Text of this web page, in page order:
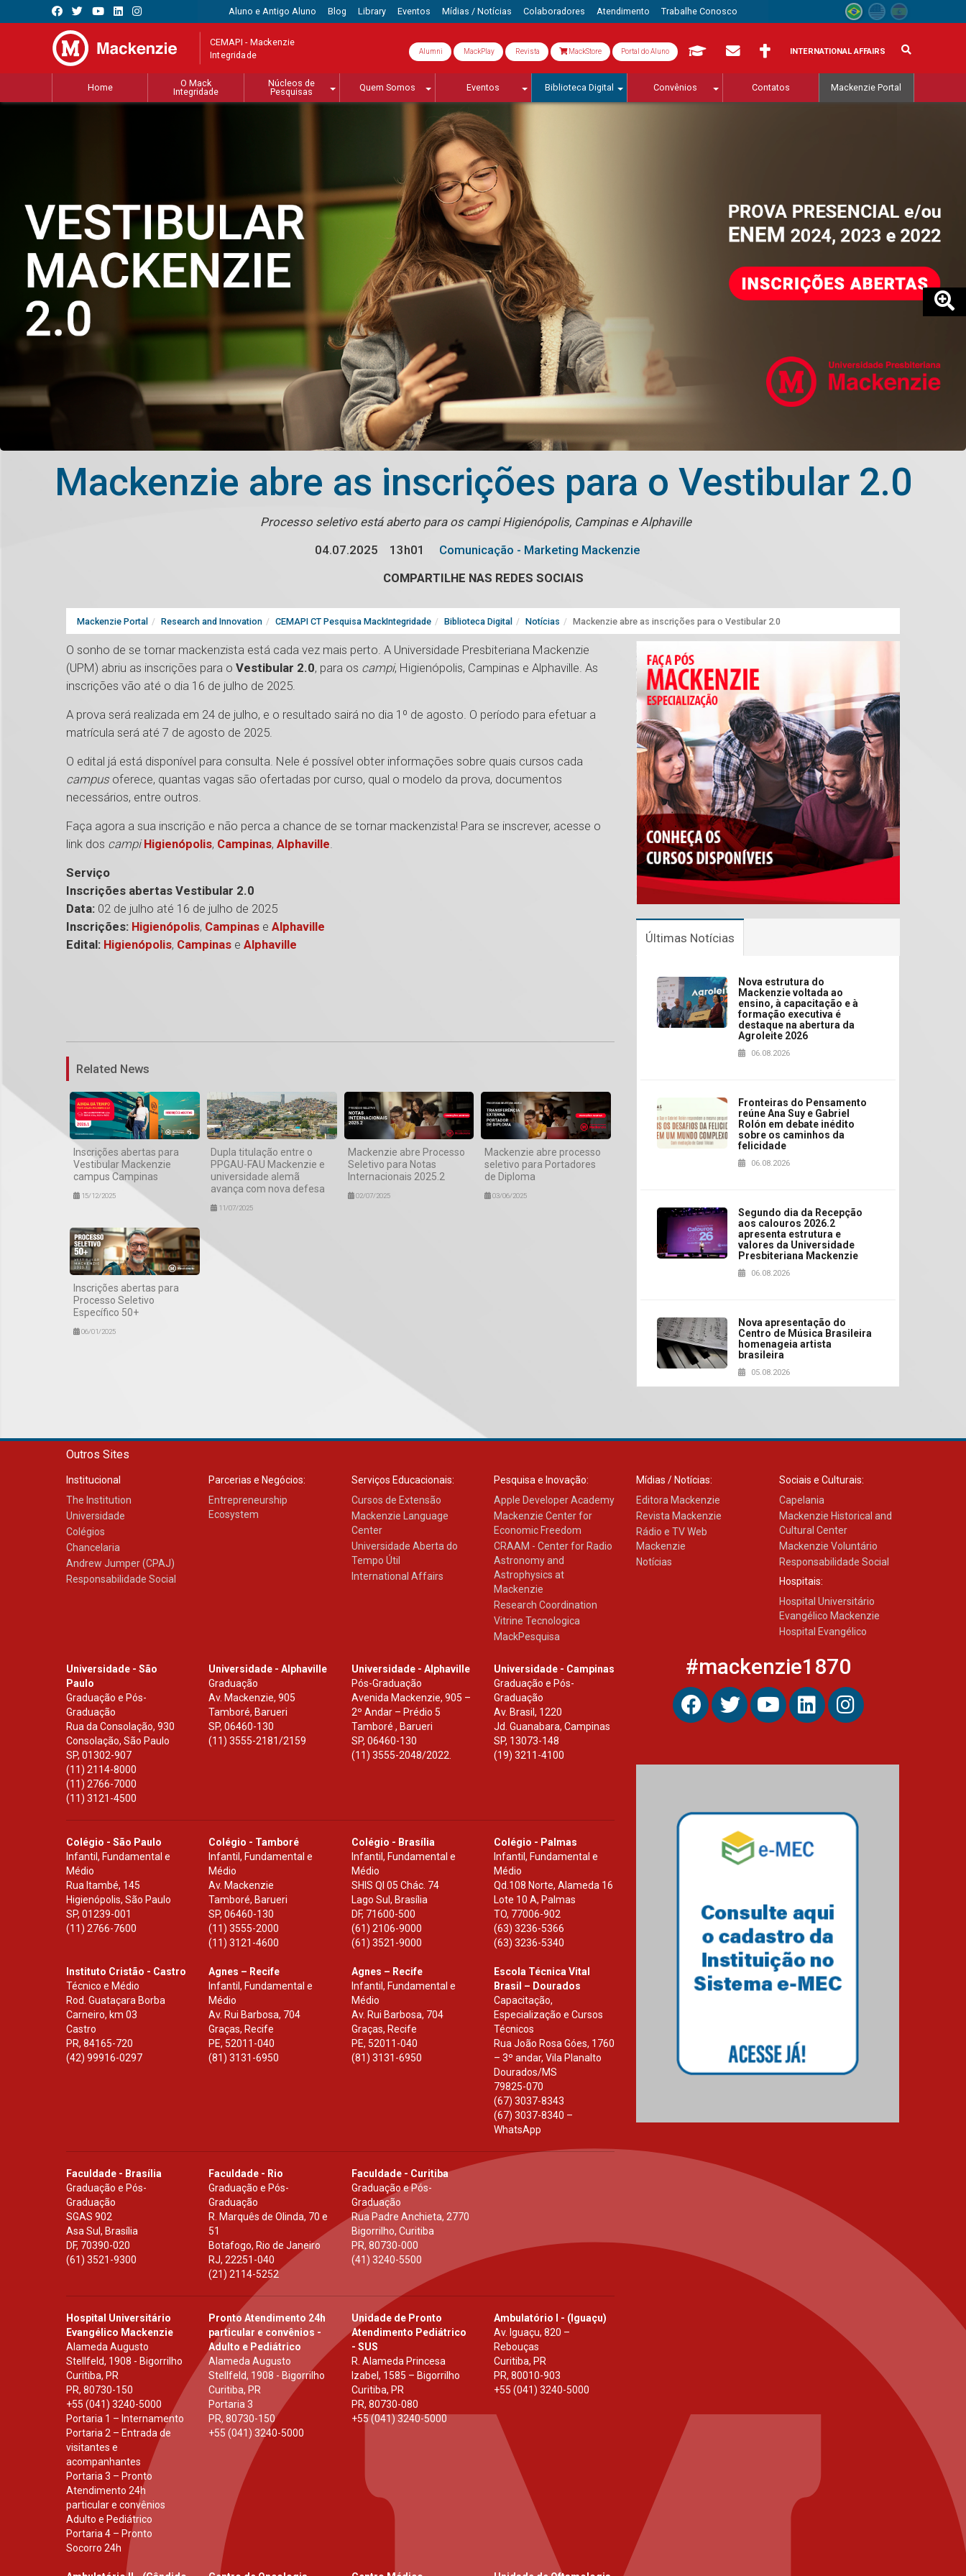
Aluno e Antigo Aluno Blog Library Eventos Mídias / Notícias Colaboradores Atendimento Trabalhe Conosco
CEMAPI - Mackenzie
Integridade Alumni MackPlay Revista MackStore Portal do Aluno INTERNATIONAL AFFAIRS
Home
O Mack
Integridade
Núcleos de
Pesquisas
Quem Somos Eventos Biblioteca Digital Convênios Contatos Mackenzie Portal
Mackenzie abre as inscrições para o Vestibular 2.0
Processo seletivo está aberto para os campi Higienópolis, Campinas e Alphaville
04.07.2025
13h01
Comunicação - Marketing Mackenzie
COMPARTILHE NAS REDES SOCIAIS
Mackenzie Portal Research and Innovation CEMAPI CT Pesquisa MackIntegridade Biblioteca Digital Notícias Mackenzie abre as inscrições para o Vestibular 2.0
O sonho de se tornar mackenzista está cada vez mais perto. A Universidade Presbiteriana Mackenzie
(UPM) abriu as inscrições para o Vestibular 2.0, para os campi, Higienópolis, Campinas e Alphaville. As
inscrições vão até o dia 16 de julho de 2025.
A prova será realizada em 24 de julho, e o resultado sairá no dia 1º de agosto. O período para efetuar a
matrícula será até 7 de agosto de 2025.
O edital já está disponível para consulta. Nele é possível obter informações sobre quais cursos cada
campus oferece, quantas vagas são ofertadas por curso, qual o modelo da prova, documentos
necessários, entre outros.
Faça agora a sua inscrição e não perca a chance de se tornar mackenzista! Para se inscrever, acesse o
link dos campiHigienópolis, Campinas, Alphaville.
Serviço
Inscrições abertas Vestibular 2.0
Data: 02 de julho até 16 de julho de 2025
Inscrições: Higienópolis, Campinas e Alphaville
Edital: Higienópolis, Campinas e Alphaville
Related News
Inscrições abertas para
Vestibular Mackenzie
campus Campinas
15/12/2025
Dupla titulação entre o
PPGAU-FAU Mackenzie e
universidade alemã
avança com nova defesa
11/07/2025
Mackenzie abre Processo
Seletivo para Notas
Internacionais 2025.2
02/07/2025
Mackenzie abre processo
seletivo para Portadores
de Diploma
03/06/2025
Inscrições abertas para
Processo Seletivo
Específico 50+
06/01/2025
Últimas Notícias
Nova estrutura do
Mackenzie voltada ao
ensino, à capacitação e à
formação executiva é
destaque na abertura da
Agroleite 2026
06.08.2026
Fronteiras do Pensamento
reúne Ana Suy e Gabriel
Rolón em debate inédito
sobre os caminhos da
felicidade
06.08.2026
Segundo dia da Recepção
aos calouros 2026.2
apresenta estrutura e
valores da Universidade
Presbiteriana Mackenzie
06.08.2026
Nova apresentação do
Centro de Música Brasileira
homenageia artista
brasileira
05.08.2026
Feira EducationUSA
Seminário discute desafios
das novas tecnologias em
sistemas solares
residenciais
04.08.2026
Mackenzie recepciona os
calouros do segundo
semestre de 2026
Como o Colégio Mackenzie
Brasília prepara seus
estudantes para o PAS antes
da escola
04.08.2026
docentes para debater
inovação e desafios da
educação superior
04.08.2026
Outros Sites
Institucional
The Institution
Universidade
Colégios
Chancelaria
Andrew Jumper (CPAJ)
Responsabilidade Social
Parcerias e Negócios:
Entrepreneurship
Ecosystem
Serviços Educacionais:
Cursos de Extensão
Mackenzie Language
Center
Universidade Aberta do
Tempo Útil
International Affairs
Pesquisa e Inovação:
Apple Developer Academy
Mackenzie Center for
Economic Freedom
CRAAM - Center for Radio
Astronomy and
Astrophysics at
Mackenzie
Research Coordination
Vitrine Tecnologica
MackPesquisa
Mídias / Notícias:
Editora Mackenzie
Revista Mackenzie
Rádio e TV Web
Mackenzie
Notícias
Sociais e Culturais:
Capelania
Mackenzie Historical and
Cultural Center
Mackenzie Voluntário
Responsabilidade Social
Hospitais:
Hospital Universitário
Evangélico Mackenzie
Hospital Evangélico
Universidade - São
Paulo
Graduação e Pós-
Graduação
Rua da Consolação, 930
Consolação, São Paulo
SP, 01302-907
(11) 2114-8000
(11) 2766-7000
(11) 3121-4500
Universidade - Alphaville
Graduação
Av. Mackenzie, 905
Tamboré, Barueri
SP,06460-130
(11) 3555-2181/2159
Universidade - Alphaville
Pós-Graduação
Avenida Mackenzie, 905 –
2º Andar – Prédio 5
Tamboré , Barueri
SP, 06460-130
(11) 3555-2048/2022.
Universidade - Campinas
Graduação e Pós-
Graduação
Av. Brasil, 1220
Jd. Guanabara, Campinas
SP, 13073-148
(19) 3211-4100
Colégio - São Paulo
Infantil, Fundamental e
Médio
Rua Itambé, 145
Higienópolis, São Paulo
SP, 01239-001
(11) 2766-7600
Colégio - Tamboré
Infantil, Fundamental e
Médio
Av. Mackenzie
Tamboré, Barueri
SP,06460-130
(11) 3555-2000
(11) 3121-4600
Colégio - Brasília
Infantil, Fundamental e
Médio
SHIS Ql 05 Chác. 74
Lago Sul, Brasília
DF, 71600-500
(61) 2106-9000
(61) 3521-9000
Colégio - Palmas
Infantil, Fundamental e
Médio
Qd.108 Norte, Alameda 16
Lote 10 A, Palmas
TO, 77006-902
(63) 3236-5366
(63) 3236-5340
Instituto Cristão - Castro
Técnico e Médio
Rod. Guataçara Borba
Carneiro, km 03
Castro
PR, 84165-720
(42) 99916-0297
Agnes – Recife
Infantil, Fundamental e
Médio
Av. Rui Barbosa, 704
Graças, Recife
PE, 52011-040
(81) 3131-6950
Agnes – Recife
Infantil, Fundamental e
Médio
Av. Rui Barbosa, 704
Graças, Recife
PE, 52011-040
(81) 3131-6950
Escola Técnica Vital
Brasil – Dourados
Capacitação,
Especialização e Cursos
Técnicos
Rua João Rosa Góes, 1760
– 3º andar, Vila Planalto
Dourados/MS
79825-070
(67) 3037-8343
(67) 3037-8340 –
WhatsApp
Faculdade - Brasília
Graduação e Pós-
Graduação
SGAS 902
Asa Sul, Brasília
DF, 70390-020
(61) 3521-9300
Faculdade - Rio
Graduação e Pós-
Graduação
R. Marquês de Olinda, 70 e
51
Botafogo, Rio de Janeiro
RJ,22251-040
(21) 2114-5252
Faculdade - Curitiba
Graduação e Pós-
Graduação
Rua Padre Anchieta, 2770
Bigorrilho, Curitiba
PR, 80730-000
(41) 3240-5500
Hospital Universitário
Evangélico Mackenzie
Alameda Augusto
Stellfeld, 1908 - Bigorrilho
Curitiba, PR
PR, 80730-150
+55 (041) 3240-5000
Portaria 1 – Internamento
Portaria 2 – Entrada de
visitantes e
acompanhantes
Portaria 3 – Pronto
Atendimento 24h
particular e convênios
Adulto e Pediátrico
Portaria 4 – Pronto
Socorro 24h
Pronto Atendimento 24h
particular e convênios -
Adulto e Pediátrico
Alameda Augusto
Stellfeld, 1908 - Bigorrilho
Curitiba, PR
Portaria 3
PR,80730-150
+55 (041) 3240-5000
Unidade de Pronto
Atendimento Pediátrico
- SUS
R. Alameda Princesa
Izabel, 1585 – Bigorrilho
Curitiba, PR
PR, 80730-080
+55 (041) 3240-5000
Ambulatório I - (Iguaçu)
Av. Iguaçu, 820 –
Rebouças
Curitiba, PR
PR, 80010-903
+55 (041) 3240-5000
#mackenzie1870